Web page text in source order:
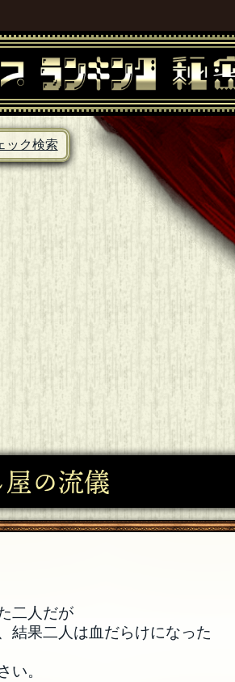
ック検索
の流儀
二人だが
結果二人は血だらけになった
い。